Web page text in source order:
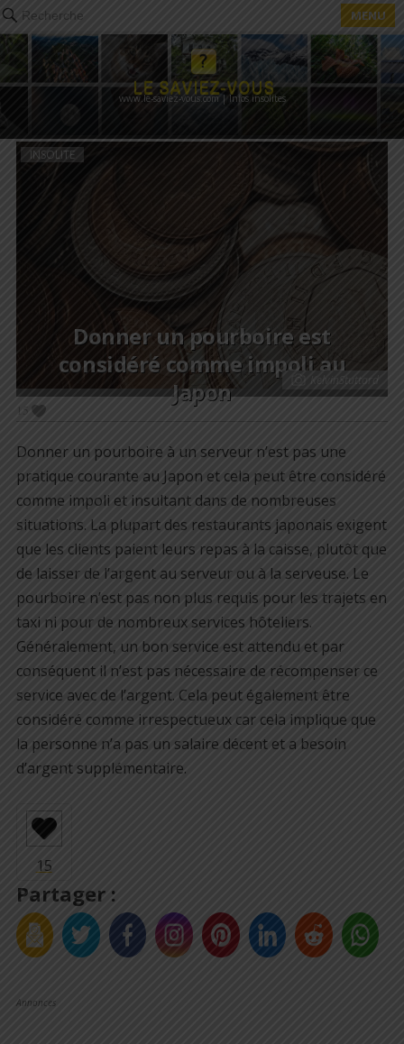
Recherche MENU
www.le-saviez-vous.com | Infos insolites
INSOLITE
Donner un pourboire est
considéré comme impoli au
Japon
KelvinStuttard
15
Donner un pourboire à un serveur n’est pas une
pratique courante au Japon et cela peut être considéré
comme impoli et insultant dans de nombreuses
situations. La plupart des restaurants japonais exigent
que les clients paient leurs repas à la caisse, plutôt que
de laisser de l’argent au serveur ou à la serveuse. Le
pourboire n’est pas non plus requis pour les trajets en
taxi ni pour de nombreux services hôteliers.
Généralement, un bon service est attendu et par
conséquent il n’est pas nécessaire de récompenser ce
service avec de l’argent. Cela peut également être
considéré comme irrespectueux car cela implique que
la personne n’a pas un salaire décent et a besoin
d’argent supplémentaire.
Partager :
Annonces